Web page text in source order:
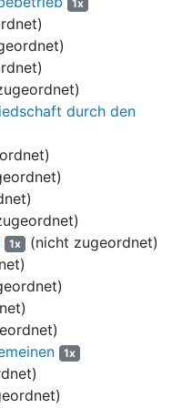
Vater-Kind-GbR
Schenkung und die
dann zu widerrufen,
wenn der
des A ohne dessen
oder belastet wird,
des Vaters ordentlich
die Vater-Kind-
kündigt. Hinsichtlich
2008 (…) Bezug
Kinder eine Vater-
der Verwaltung des
die Gewinnanteile der
Kind-GbR vom …
minderjährigen
diesen
bestellten
1x
durch den
1x (nicht zugeordnet)
1x